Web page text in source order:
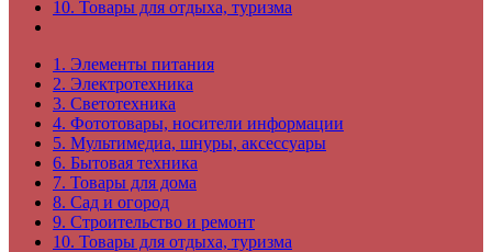
10. Товары для отдыха, туризма
1. Элементы питания
2. Электротехника
3. Светотехника
4. Фототовары, носители информации
5. Мультимедиа, шнуры, аксессуары
6. Бытовая техника
7. Товары для дома
8. Сад и огород
9. Строительство и ремонт
10. Товары для отдыха, туризма